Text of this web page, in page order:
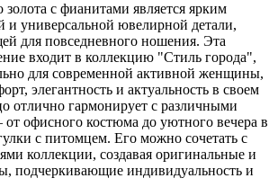
золота с фианитами является ярким
и универсальной ювелирной детали,
для повседневного ношения. Эта
входит в коллекцию "Стиль города",
для современной активной женщины,
элегантность и актуальность в своем
отлично гармонирует с различными
офисного костюма до уютного вечера в
с питомцем. Его можно сочетать с
коллекции, создавая оригинальные и
подчеркивающие индивидуальность и